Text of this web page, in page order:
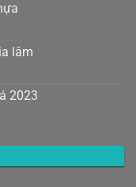
lâm
2023